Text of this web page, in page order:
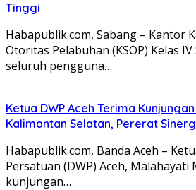
Tinggi
Habapublik.com, Sabang – Kantor
Otoritas Pelabuhan (KSOP) Kelas
seluruh pengguna…
Ketua DWP Aceh Terima
Kalimantan Selatan, Pererat
Habapublik.com, Banda Aceh –
Persatuan (DWP) Aceh, Malahayati
kunjungan…